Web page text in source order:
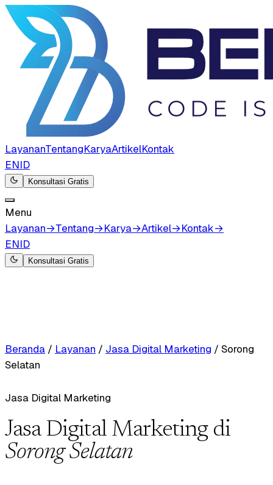
LayananTentangKaryaArtikelKontak
ENID
Konsultasi Gratis
Menu
Layanan→Tentang→Karya→Artikel→Kontak→
ENID
Konsultasi Gratis
Beranda / Layanan / Jasa Digital Marketing / Sorong
Selatan
Jasa Digital Marketing
Jasa Digital Marketing di
Sorong Selatan